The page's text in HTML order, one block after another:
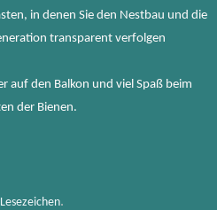
in denen Sie den Nestbau und die
transparent verfolgen
auf den Balkon und viel Spaß beim
der Bienen.
Lesezeichen.